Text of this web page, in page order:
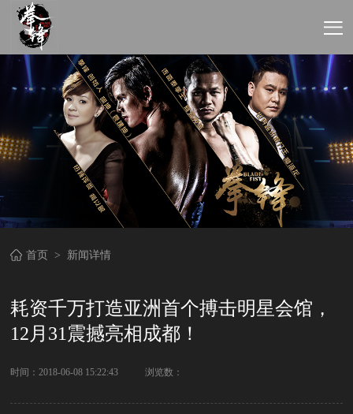
首页 > 新闻详情
耗资千万打造亚洲首个搏击明星会馆，
12月31震撼亮相成都！
时间：2018-06-08 15:22:43 浏览数：